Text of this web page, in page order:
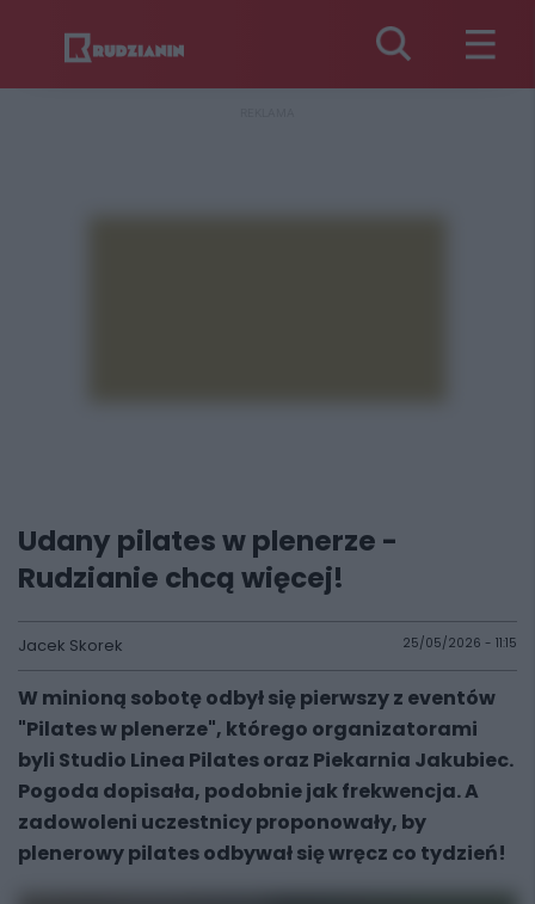
Udany pilates w plenerze -
Rudzianie chcą więcej!
Jacek Skorek 25/05/2026 - 11:15
W minioną sobotę odbył się pierwszy z eventów
"Pilates w plenerze", którego organizatorami
byli Studio Linea Pilates oraz Piekarnia Jakubiec.
Pogoda dopisała, podobnie jak frekwencja. A
zadowoleni uczestnicy proponowały, by
plenerowy pilates odbywał się wręcz co tydzień!